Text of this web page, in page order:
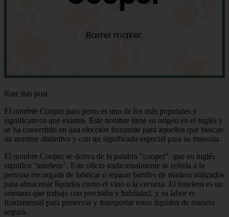
Rate this post
El nombre Cooper para perro es uno de los más populares y
significativos que existen. Este nombre tiene su origen en el inglés y
se ha convertido en una elección frecuente para aquellos que buscan
un nombre distintivo y con un significado especial para su mascota.
El nombre Cooper se deriva de la palabra "cooper", que en inglés
significa "tonelero". Este oficio tradicionalmente se refería a la
persona encargada de fabricar o reparar barriles de madera utilizados
para almacenar líquidos como el vino o la cerveza. El tonelero es un
artesano que trabaja con precisión y habilidad, y su labor es
fundamental para preservar y transportar estos líquidos de manera
segura.